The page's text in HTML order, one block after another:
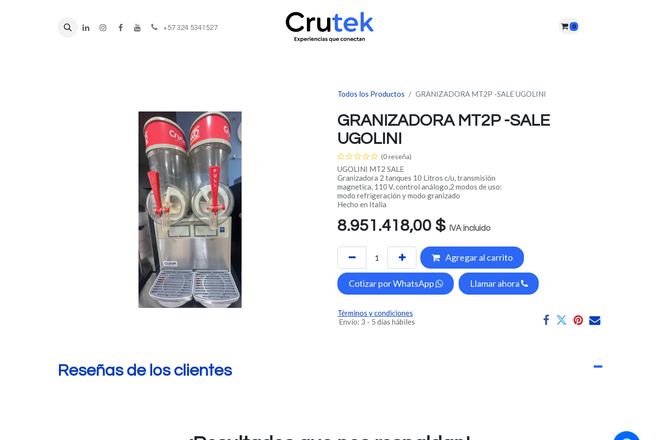
+57 324 5341527 0
Todos los Productos GRANIZADORA MT2P -SALE UGOLINI
GRANIZADORA MT2P -SALE
UGOLINI
(0 reseña)
UGOLINI MT2 SALE
Granizadora 2 tanques 10 Litros c/u, transmisión
magnetica, 110 V, control análogo,2 modos de uso:
modo refrigeración y modo granizado
Hecho en Italia
8.951.418,00 $ IVA incluido
Agregar al carrito
Cotizar por WhatsApp Llamar ahora
Términos y condiciones
Envío: 3 - 5 días hábiles
Reseñas de los clientes